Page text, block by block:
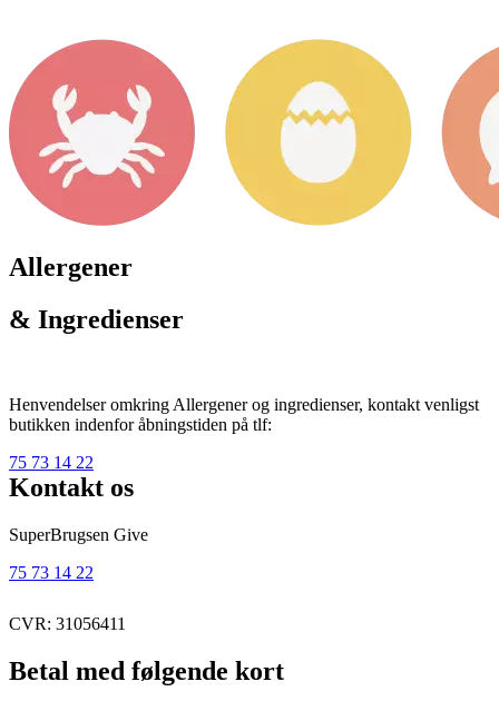
Allergener
& Ingredienser
Henvendelser omkring Allergener og ingredienser, kontakt venligst
butikken indenfor åbningstiden på tlf:
75 73 14 22
Kontakt os
SuperBrugsen Give
75 73 14 22
CVR: 31056411
Betal med følgende kort